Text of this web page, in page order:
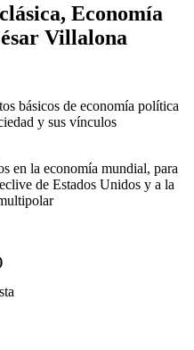
Economía
Villalona
básicos de economía política
y sus vínculos
en la economía mundial, para
de Estados Unidos y a la